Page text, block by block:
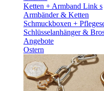
Ketten + Armband Link s
Armbänder & Ketten
Schmuckboxen +
Schlüsselanhänger &
Angebote
Ostern